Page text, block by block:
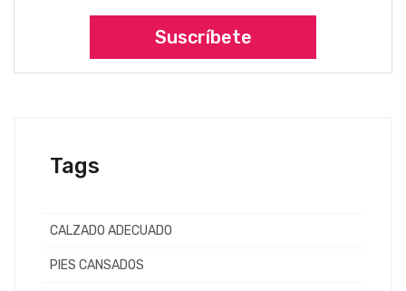
Suscríbete
Tags
CALZADO ADECUADO
PIES CANSADOS